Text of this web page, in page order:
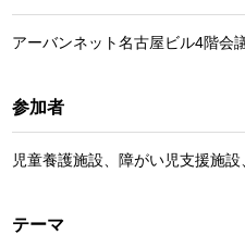
アーバンネット名古屋ビル4階会
参加者
児童養護施設、障がい児支援施
テーマ